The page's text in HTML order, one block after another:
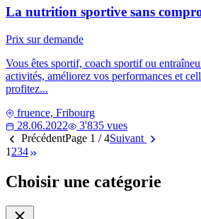
La nutrition sportive sans
Prix sur demande
Vous êtes sportif, coach sportif ou
activités, améliorez vos performances et
profitez...
fruence, Fribourg
28.06.2022
3'835 vues
PrécédentPage 1 / 4Suivant
1 234
Choisir une catégorie